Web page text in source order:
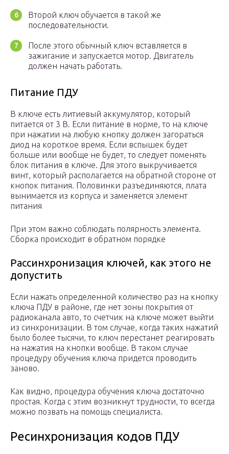
Второй ключ обучается в такой же
последовательности.
После этого обычный ключ вставляется в
зажигание и запускается мотор. Двигатель
должен начать работать.
Питание ПДУ
В ключе есть литиевый аккумулятор, который
питается от 3 В. Если питание в норме, то на ключе
при нажатии на любую кнопку должен загораться
диод на короткое время. Если вспышек будет
больше или вообще не будет, то следует поменять
блок питания в ключе. Для этого выкручивается
винт, который располагается на обратной стороне от
кнопок питания. Половинки разъединяются, плата
вынимается из корпуса и заменяется элемент
питания
При этом важно соблюдать полярность элемента.
Сборка происходит в обратном порядке
Рассинхронизация ключей, как этого не
допустить
Если нажать определенной количество раз на кнопку
ключа ПДУ в районе, где нет зоны покрытия от
радиоканала авто, то счетчик на ключе может выйти
из синхронизации. В том случае, когда таких нажатий
было более тысячи, то ключ перестанет реагировать
на нажатия на кнопки вообще. В таком случае
процедуру обучения ключа придется проводить
заново.
Как видно, процедура обучения ключа достаточно
простая. Когда с этим возникнут трудности, то всегда
можно позвать на помощь специалиста.
Ресинхронизация кодов ПДУ